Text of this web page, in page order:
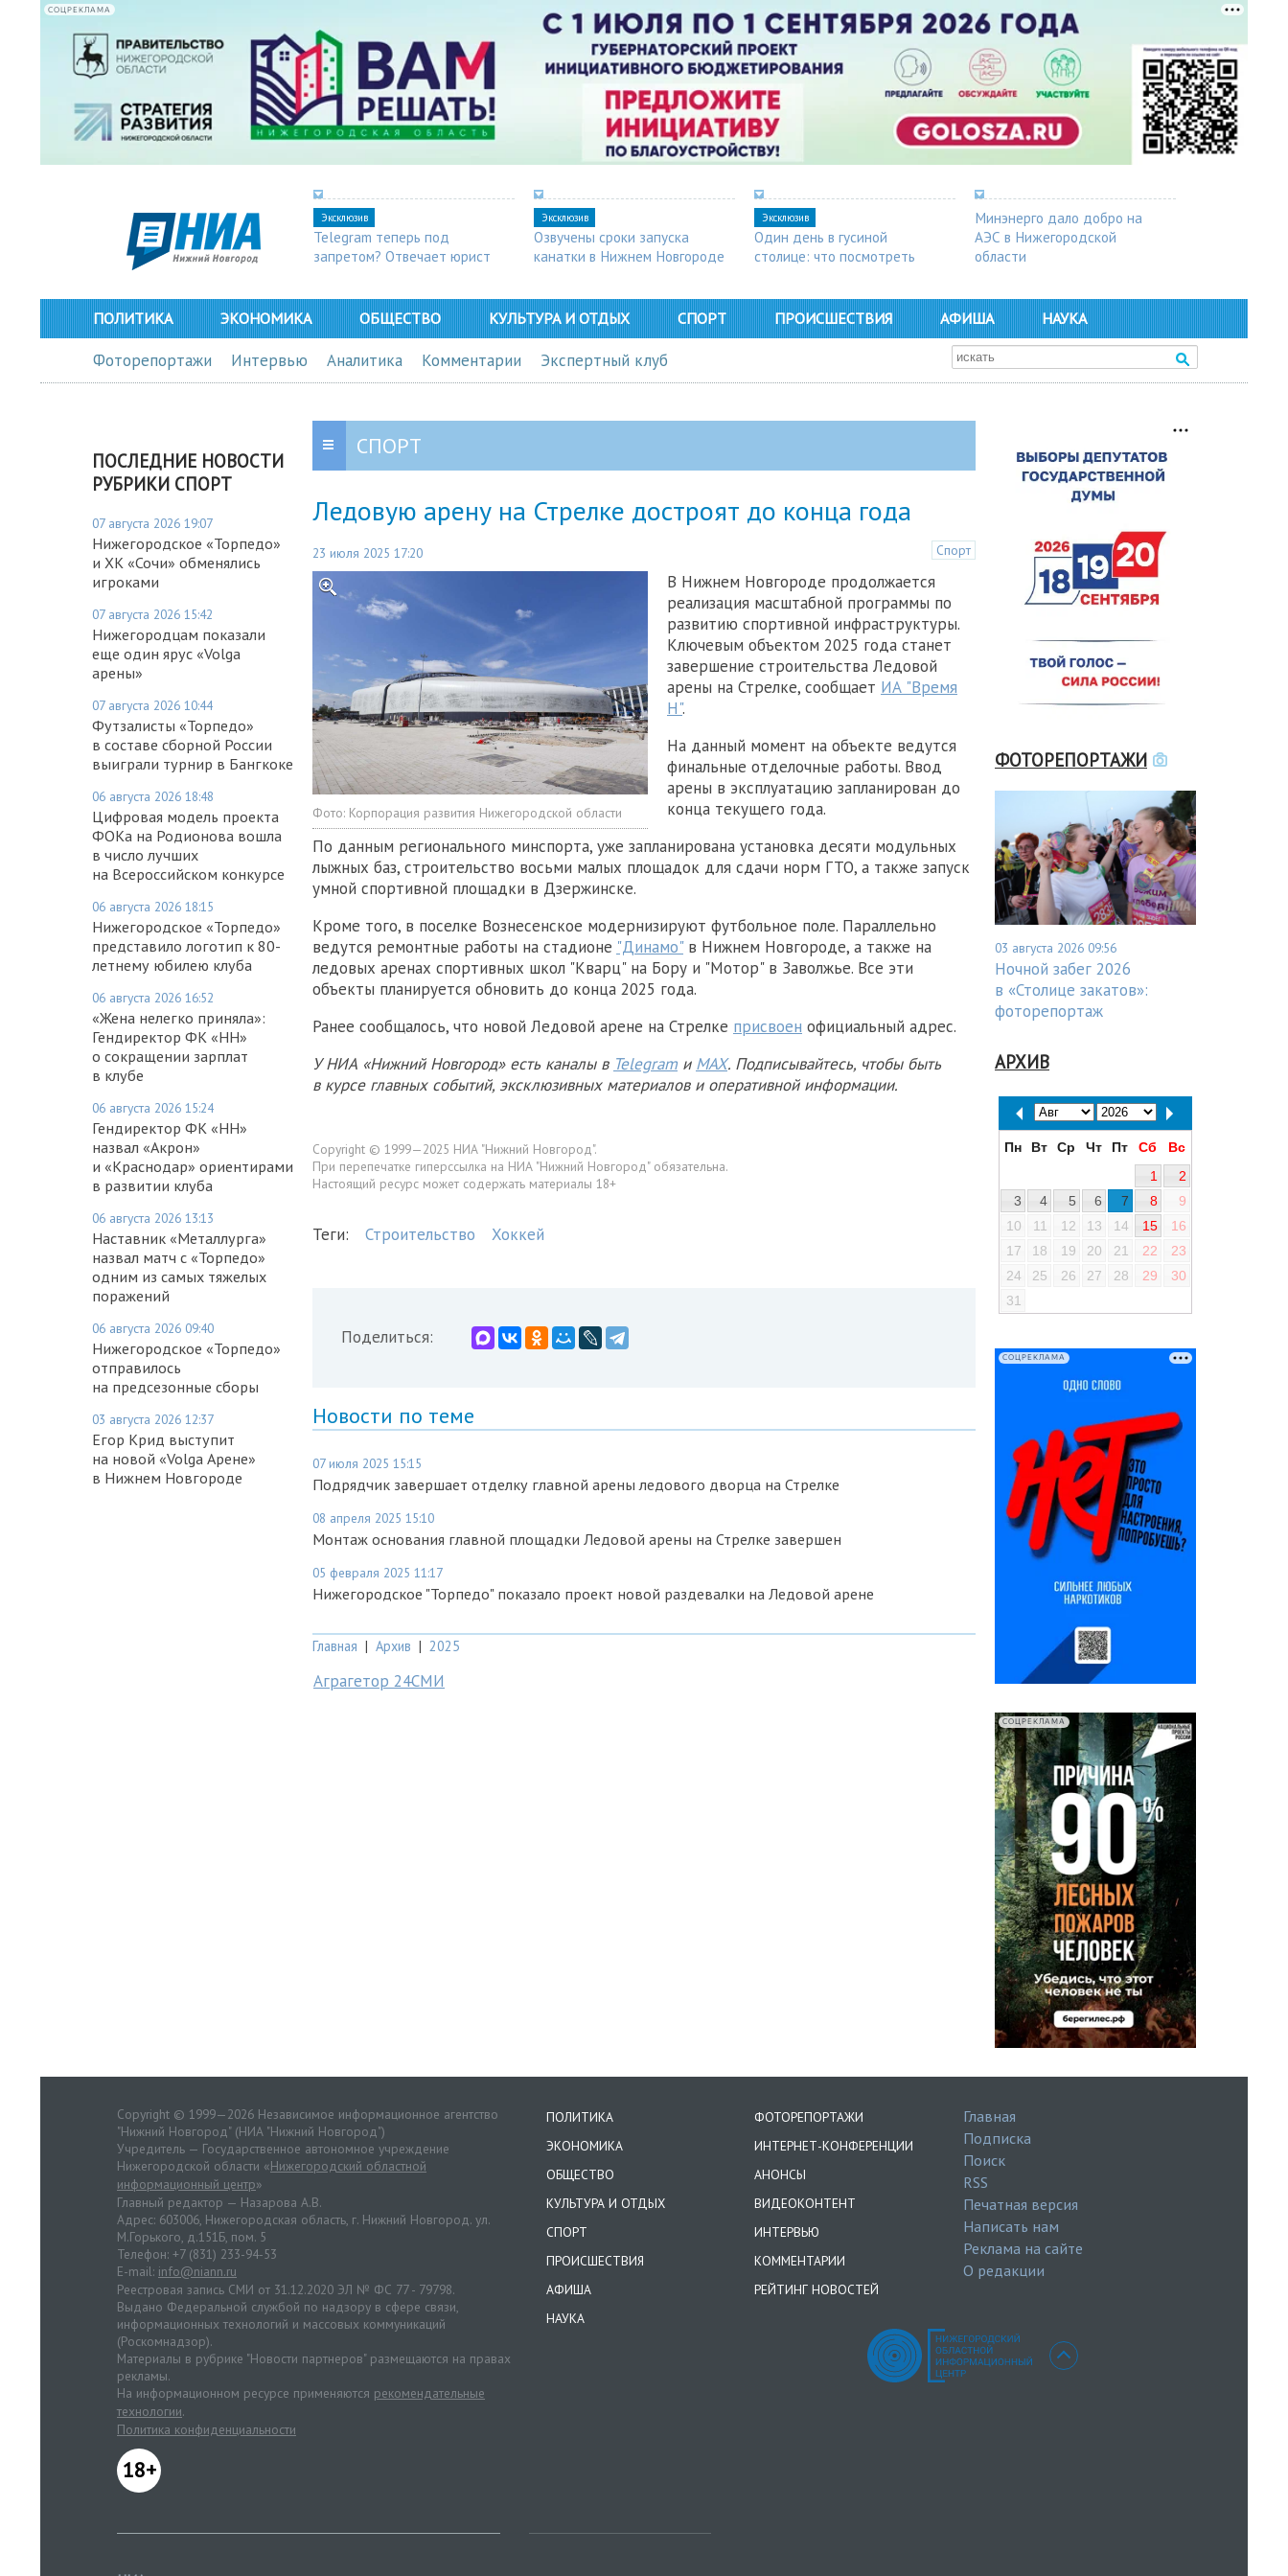
СОЦРЕКЛАМА
Эксклюзив
Telegram теперь под
запретом? Отвечает юрист
Эксклюзив
Озвучены сроки запуска
канатки в Нижнем Новгороде
Эксклюзив
Один день в гусиной
столице: что посмотреть
Минэнерго дало добро на
АЭС в Нижегородской
области
ПОЛИТИКА ЭКОНОМИКА ОБЩЕСТВО КУЛЬТУРА И ОТДЫХ СПОРТ ПРОИСШЕСТВИЯ АФИША НАУКА
Фоторепортажи Интервью Аналитика Комментарии Экспертный клуб
ПОСЛЕДНИЕ НОВОСТИ
РУБРИКИ СПОРТ
07 августа 2026 19:07
Нижегородское «Торпедо»
и ХК «Сочи» обменялись
игроками
07 августа 2026 15:42
Нижегородцам показали
еще один ярус «Volga
арены»
07 августа 2026 10:44
Футзалисты «Торпедо»
в составе сборной России
выиграли турнир в Бангкоке
06 августа 2026 18:48
Цифровая модель проекта
ФОКа на Родионова вошла
в число лучших
на Всероссийском конкурсе
06 августа 2026 18:15
Нижегородское «Торпедо»
представило логотип к 80-
летнему юбилею клуба
06 августа 2026 16:52
«Жена нелегко приняла»:
Гендиректор ФК «НН»
о сокращении зарплат
в клубе
06 августа 2026 15:24
Гендиректор ФК «НН»
назвал «Акрон»
и «Краснодар» ориентирами
в развитии клуба
06 августа 2026 13:13
Наставник «Металлурга»
назвал матч с «Торпедо»
одним из самых тяжелых
поражений
06 августа 2026 09:40
Нижегородское «Торпедо»
отправилось
на предсезонные сборы
03 августа 2026 12:37
Егор Крид выступит
на новой «Volga Арене»
в Нижнем Новгороде
СПОРТ
Ледовую арену на Стрелке достроят до конца года
23 июля 2025 17:20 Спорт
Фото: Корпорация развития Нижегородской области
В Нижнем Новгороде продолжается
реализация масштабной программы по
развитию спортивной инфраструктуры.
Ключевым объектом 2025 года станет
завершение строительства Ледовой
арены на Стрелке, сообщает ИА "Время
Н".
На данный момент на объекте ведутся
финальные отделочные работы. Ввод
арены в эксплуатацию запланирован до
конца текущего года.
По данным регионального минспорта, уже запланирована установка десяти модульных
лыжных баз, строительство восьми малых площадок для сдачи норм ГТО, а также запуск
умной спортивной площадки в Дзержинске.
Кроме того, в поселке Вознесенское модернизируют футбольное поле. Параллельно
ведутся ремонтные работы на стадионе "Динамо"в Нижнем Новгороде, а также на
ледовых аренах спортивных школ "Кварц" на Бору и "Мотор" в Заволжье. Все эти
объекты планируется обновить до конца 2025 года.
Ранее сообщалось, что новой Ледовой арене на Стрелке присвоен официальный адрес.
У НИА «Нижний Новгород» есть каналы в Telegram и MAX. Подписывайтесь, чтобы быть
в курсе главных событий, эксклюзивных материалов и оперативной информации.
Copyright © 1999—2025 НИА "Нижний Новгород".
При перепечатке гиперссылка на НИА "Нижний Новгород" обязательна.
Настоящий ресурс может содержать материалы 18+
Теги: Строительство Хоккей
Поделиться:
Новости по теме
07 июля 2025 15:15
Подрядчик завершает отделку главной арены ледового дворца на Стрелке
08 апреля 2025 15:10
Монтаж основания главной площадки Ледовой арены на Стрелке завершен
05 февраля 2025 11:17
Нижегородское "Торпедо" показало проект новой раздевалки на Ледовой арене
Главная | Архив | 2025
Аграгетор 24СМИ
ФОТОРЕПОРТАЖИ
03 августа 2026 09:56
Ночной забег 2026
в «Столице закатов»:
фоторепортаж
АРХИВ
Пн Вт Ср Чт Пт Сб
Вс
1
2
3
4 5 6 7 8
9
10
11 12 13 14 15
16
17
18 19 20 21 22
23
24
25 26 27 28 29
30
31
СОЦРЕКЛАМА
СОЦРЕКЛАМА
Copyright © 1999—2026 Независимое информационное агентство
"Нижний Новгород" (НИА "Нижний Новгород")
Учредитель — Государственное автономное учреждение
Нижегородской области «Нижегородский областной
информационный центр»
Главный редактор — Назарова А.В.
Адрес: 603006, Нижегородская область, г. Нижний Новгород. ул.
М.Горького, д.151Б, пом. 5
Телефон: +7 (831) 233-94-53
E-mail: info@niann.ru
Реестровая запись СМИ от 31.12.2020 ЭЛ № ФС 77 - 79798.
Выдано Федеральной службой по надзору в сфере связи,
информационных технологий и массовых коммуникаций
(Роскомнадзор).
Материалы в рубрике "Новости партнеров" размещаются на правах
рекламы.
На информационном ресурсе применяются рекомендательные
технологии.
Политика конфиденциальности
18+
ПОЛИТИКА
ЭКОНОМИКА
ОБЩЕСТВО
КУЛЬТУРА И ОТДЫХ
СПОРТ
ПРОИСШЕСТВИЯ
АФИША
НАУКА
ФОТОРЕПОРТАЖИ
ИНТЕРНЕТ-КОНФЕРЕНЦИИ
АНОНСЫ
ВИДЕОКОНТЕНТ
ИНТЕРВЬЮ
КОММЕНТАРИИ
РЕЙТИНГ НОВОСТЕЙ
Главная
Подписка
Поиск
RSS
Печатная версия
Написать нам
Реклама на сайте
О редакции